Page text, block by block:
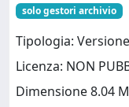
solo gestori archivio
Tipologia:
Licenza: NON
Dimensione 8.04